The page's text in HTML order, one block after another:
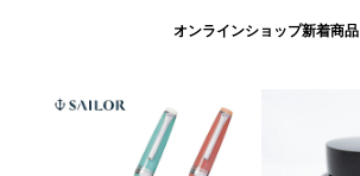
オンラインショップ新着商品